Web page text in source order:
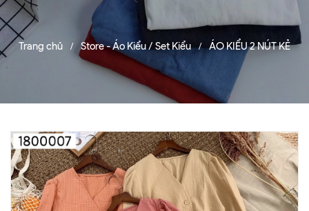
Trang chủ / Store - Áo Kiểu / Set Kiểu / ÁO KIỂU 2 NÚT KẺ